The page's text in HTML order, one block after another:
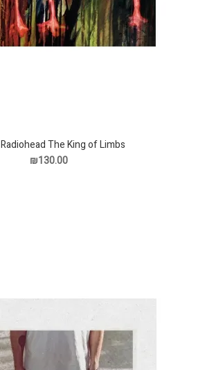
Radiohead The King of Limbs תקליט
₪130.00